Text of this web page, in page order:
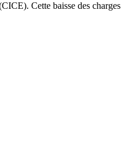
Cette baisse des charges